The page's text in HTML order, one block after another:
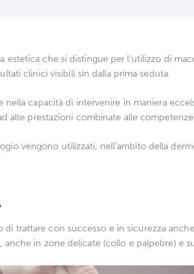
estetica che si distingue per l’utilizzo di
clinici visibili sin dalla prima seduta.
capacità di intervenire in maniera
alte prestazioni combinate alle
vengono utilizzati, nell’ambito della
trattare con successo e in sicurezza
in zone delicate (collo e palpebre) e